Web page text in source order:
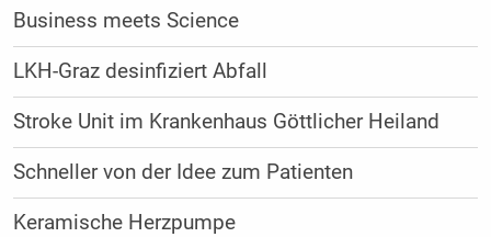
Business meets Science
LKH-Graz desinfiziert Abfall
Stroke Unit im Krankenhaus Göttlicher Heiland
Schneller von der Idee zum Patienten
Keramische Herzpumpe